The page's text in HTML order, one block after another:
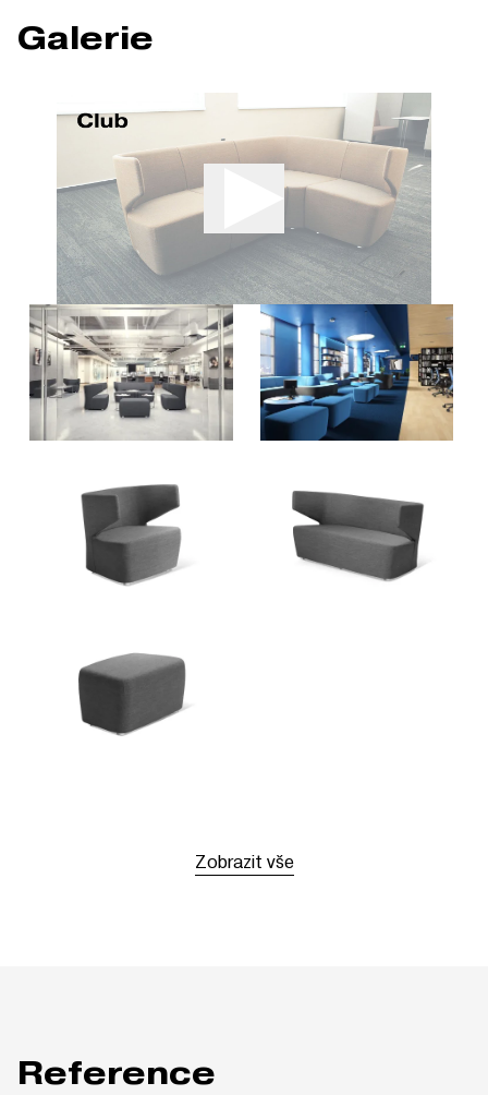
Galerie
Zobrazit vše
Reference